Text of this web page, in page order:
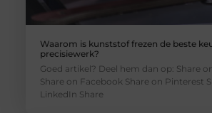
Waarom is kunststof frezen de beste
precisiewerk?
Goed artikel? Deel hem dan op: Share
Share on Facebook Share on Pinterest
LinkedIn Share